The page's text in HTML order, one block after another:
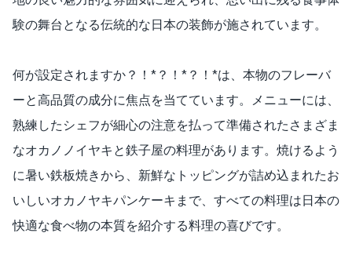
験の舞台となる伝統的な日本の装飾が施されています。
何が設定されますか？！*？！*？！*は、本物のフレーバ
ーと高品質の成分に焦点を当てています。メニューには、
熟練したシェフが細心の注意を払って準備されたさまざま
なオカノノイヤキと鉄子屋の料理があります。焼けるよう
に暑い鉄板焼きから、新鮮なトッピングが詰め込まれたお
いしいオカノヤキパンケーキまで、すべての料理は日本の
快適な食べ物の本質を紹介する料理の喜びです。